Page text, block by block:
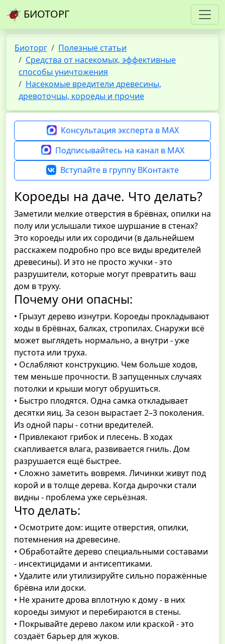
БИОТОРГ
Биоторг
Полезные статьи
Средства от насекомых, эффективные
способы уничтожения
Насекомые вредители древесины,
древоточцы, короеды и прочие
Консультация эксперта в MAX
Подписывайтесь на канал в MAX
Вступайте в группу ВКонтакте
Короеды на даче. Что делать?
Заметили мелкие отверстия в брёвнах, опилки на
полу или услышали тихое шуршание в стенах?
Это короеды или их сородичи (в дальнейшем
расскажем подробно про все виды вредителей
древесины). И это не просто жучки - это
разрушители, которые могут превратить ваш
дом в труху.
Почему они опасны:
• Грызут дерево изнутри. Короеды прокладывают
ходы в брёвнах, балках, стропилах. Снаружи всё
может выглядеть нормально, а внутри - уже
пустота или труха.
• Ослабляют конструкцию. Чем больше ходов,
тем меньше прочности. В запущенных случаях
потолки и крыши могут обрушиться.
• Быстро плодятся. Одна самка откладывает
десятки яиц. За сезон вырастает 2–3 поколения.
Из одной пары - сотни вредителей.
• Привлекают грибок и плесень. В ходах
скапливается влага, развивается гниль. Дом
разрушается ещё быстрее.
• Сложно заметить вовремя. Личинки живут под
корой и в толще дерева. Когда дырочки стали
видны - проблема уже серьёзная.
Что делать:
• Осмотрите дом: ищите отверстия, опилки,
потемнения на древесине.
• Обработайте дерево специальными составами
- инсектицидами и антисептиками.
• Удалите или утилизируйте сильно поражённые
брёвна или доски.
• Не храните дрова вплотную к дому - в них
короеды зимуют и перебираются в стены.
• Покрывайте дерево лаком или краской - это
создаёт барьер для жуков.